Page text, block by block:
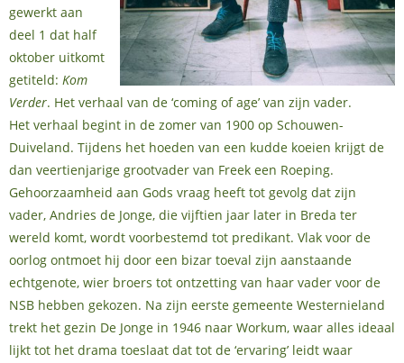
gewerkt aan
deel 1 dat half
oktober uitkomt
getiteld: Kom
Verder. Het verhaal van de ‘coming of age’ van zijn vader.
Het verhaal begint in de zomer van 1900 op Schouwen-
Duiveland. Tijdens het hoeden van een kudde koeien krijgt de
dan veertienjarige grootvader van Freek een Roeping.
Gehoorzaamheid aan Gods vraag heeft tot gevolg dat zijn
vader, Andries de Jonge, die vijftien jaar later in Breda ter
wereld komt, wordt voorbestemd tot predikant. Vlak voor de
oorlog ontmoet hij door een bizar toeval zijn aanstaande
echtgenote, wier broers tot ontzetting van haar vader voor de
NSB hebben gekozen. Na zijn eerste gemeente Westernieland
trekt het gezin De Jonge in 1946 naar Workum, waar alles ideaal
lijkt tot het drama toeslaat dat tot de ‘ervaring’ leidt waar